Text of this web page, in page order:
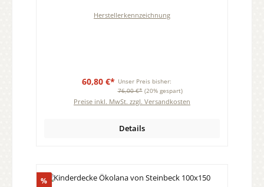
Herstellerkennzeichnung
60,80 €* Unser Preis bisher:
76,00 €* (20% gespart)
Preise inkl. MwSt. zzgl. Versandkosten
Details
%Rabatt